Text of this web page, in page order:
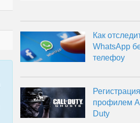
Как
WhatsApp
телефоу
профилем
Duty